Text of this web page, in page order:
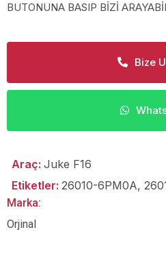
BUTONUNA BASIP BİZİ
Bize
Araç: Juke F16
Etiketler: 26010-6PM0A,
Marka:
Orjinal